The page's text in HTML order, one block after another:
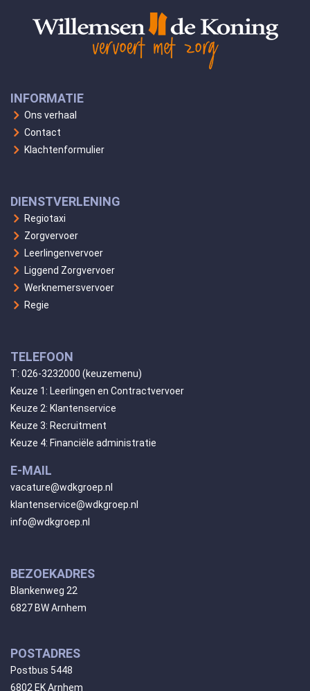
INFORMATIE
Ons verhaal
Contact
Klachtenformulier
DIENSTVERLENING
Regiotaxi
Zorgvervoer
Leerlingenvervoer
Liggend Zorgvervoer
Werknemersvervoer
Regie
TELEFOON
T: 026-3232000 (keuzemenu)
Keuze 1: Leerlingen en Contractvervoer
Keuze 2: Klantenservice
Keuze 3: Recruitment
Keuze 4: Financiële administratie
E-MAIL
vacature@wdkgroep.nl
klantenservice@wdkgroep.nl
info@wdkgroep.nl
BEZOEKADRES
Blankenweg 22
6827 BW Arnhem
POSTADRES
Postbus 5448
6802 EK Arnhem